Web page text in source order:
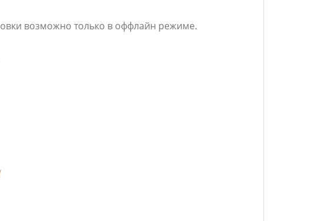
возможно только в оффлайн режиме.